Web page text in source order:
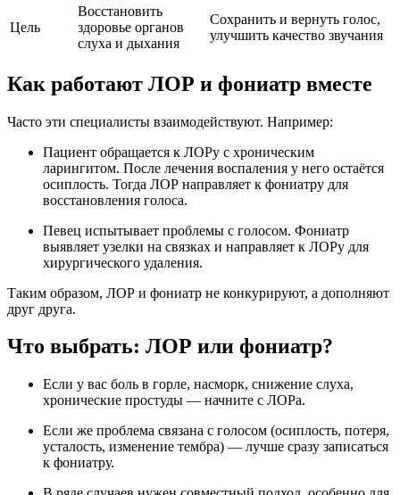
Цель
Восстановить
здоровье органов
слуха и дыхания
Сохранить и вернуть голос,
улучшить качество звучания
Как работают ЛОР и фониатр вместе
Часто эти специалисты взаимодействуют. Например:
Пациент обращается к ЛОРу с хроническим
ларингитом. После лечения воспаления у него остаётся
осиплость. Тогда ЛОР направляет к фониатру для
восстановления голоса.
Певец испытывает проблемы с голосом. Фониатр
выявляет узелки на связках и направляет к ЛОРу для
хирургического удаления.
Таким образом, ЛОР и фониатр не конкурируют, а дополняют
друг друга.
Что выбрать: ЛОР или фониатр?
Если у вас боль в горле, насморк, снижение слуха,
хронические простуды — начните с ЛОРа.
Если же проблема связана с голосом (осиплость, потеря,
усталость, изменение тембра) — лучше сразу записаться
к фониатру.